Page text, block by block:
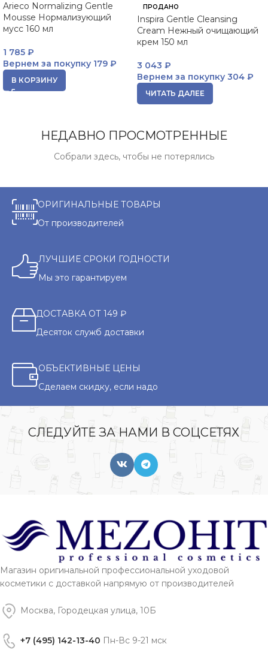
Arieco Normalizing Gentle
Mousse Нормализующий
мусс 160 мл
1 785 ₽
Вернем за покупку 179 ₽
В КОРЗИНУ
ПРОДАНО
Inspira Gentle Cleansing
Cream Нежный очищающий
крем 150 мл
3 043 ₽
Вернем за покупку 304 ₽
ЧИТАТЬ ДАЛЕЕ
НЕДАВНО ПРОСМОТРЕННЫЕ
Собрали здесь, чтобы не потерялись
ОРИГИНАЛЬНЫЕ ТОВАРЫ
От производителей
ЛУЧШИЕ СРОКИ ГОДНОСТИ
Мы это гарантируем
ДОСТАВКА ОТ 149 ₽
Десяток служб доставки
ОБЪЕКТИВНЫЕ ЦЕНЫ
Сделаем скидку, если надо
СЛЕДУЙТЕ ЗА НАМИ В СОЦСЕТЯХ
Магазин оригинальной профессиональной уходовой
косметики с доставкой напрямую от производителей
Москва, Городецкая улица, 10Б
+7 (495) 142-13-40 Пн-Вс 9-21 мск